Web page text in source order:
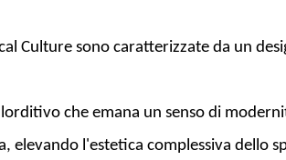
Culture sono caratterizzate da un
che emana un senso di
elevando l'estetica complessiva dello